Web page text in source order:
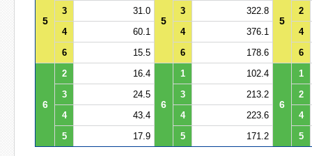
5 5 5
3
31.0 3 322.8
2
4
60.1 4 376.1
4
6
15.5 6 178.6 6
6
2 16.4
6
1 102.4
6
1
3
24.5 3 213.2
2
4
43.4 4 223.6
4
5
17.9 5 171.2 5